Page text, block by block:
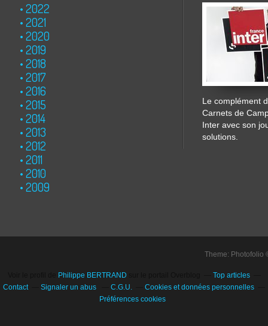
2022
2021
2020
2019
2018
2017
2016
2015
2014
2013
2012
2011
2010
2009
Le complément
Carnets de
Inter avec son
solutions.
Theme:
Philippe BERTRAND
Top articles
Contact
Signaler un abus C.G.U.
Cookies et données personnelles
Préférences cookies